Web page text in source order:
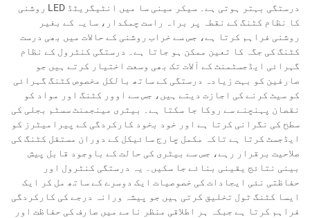
درستگی بہتر ہوتی ہے۔ سیکر مینی سا میں انٹیگریٹڈ LED روشنی
کا نظام کٹنگ کے نقطہ پر براہ راست چمکدار، سایہ کے بغیر
روشنی فراہم کرتا ہے، جس سے خراب روشنی کے حالات میں بھی درست
کٹنگ کی جگہ کا تعین ممکن ہو جاتا ہے۔ درستگی کنٹرول کے نظام
گہرائی ایڈجسٹمنٹ کے آلات تک بھی وسعت اختیار کرتے ہیں جو
صارفین کو بہت زیادہ درستگی کے ساتھ بالکل مخصوص کٹنگ گہرائی
کو سیٹ کرنے کی اجازت دیتے ہیں، جس سے اوور کٹنگ اور مواد کو
نقصان پہنچنے سے روکا جا سکتا ہے۔ بیٹری مینجمنٹ سسٹم بجلی کی
سطح کی نگرانی کرتا ہے اور خود بخود کارکردگی کے پیرامیٹرز کو
ایڈجسٹ کرتا ہے تاکہ مکمل چارج سائیکل کے دوران مستقل کٹنگ کی
صلاحیت برقرار رہے، جس سے بیٹری کی حالت کے باوجود قابل پیش
بینی نتائج یقینی بنائے جا سکیں۔ یہ درستگی کنٹرول اور
حفاظتی نئی ایجادات کی خصوصیات ایک دوسرے کے ساتھ مل کر ایک
ایسا کٹنگ ٹول تخلیق کرتی ہیں جو پیشہ ورانہ درجے کی کارکردگی
فراہم کرتا ہے جبکہ ہر اطلاقی منظر نامے میں صارف کی حفاظت اور